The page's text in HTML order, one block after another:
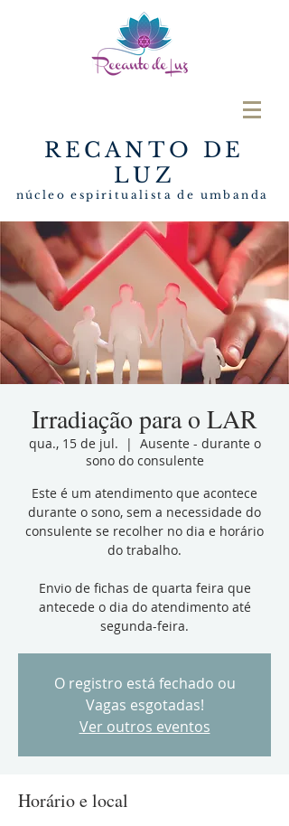
RECANTO DE
LUZ
núcleo espiritualista de umbanda
Irradiação para o LAR
qua., 15 de jul.
  |
Ausente - durante o
sono do consulente
Este é um atendimento que acontece
durante o sono, sem a necessidade do
consulente se recolher no dia e horário
do trabalho.
Envio de fichas de quarta feira que
antecede o dia do atendimento até
segunda-feira.
O registro está fechado ou
Vagas esgotadas!
Ver outros eventos
Horário e local